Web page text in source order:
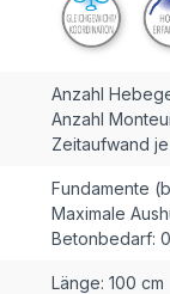
Anzahl
Anzahl
Zeitaufwand
Fundamente
Maximale
Betonbedarf:
Länge: 100 cm